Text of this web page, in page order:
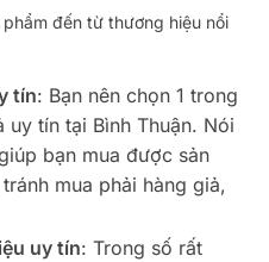
đến từ thương hiệu nổi
tín: Bạn nên chọn 1 trong
tín tại Bình Thuận. Nói
bạn mua được sản
mua phải hàng giả,
uy tín: Trong số rất